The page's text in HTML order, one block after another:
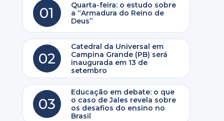
01
Quarta-feira: o estudo sobre
a “Armadura do Reino de
Deus”
02
Catedral da Universal em
Campina Grande (PB) será
inaugurada em 13 de
setembro
03
Educação em debate: o que
o caso de Jales revela sobre
os desafios do ensino no
Brasil